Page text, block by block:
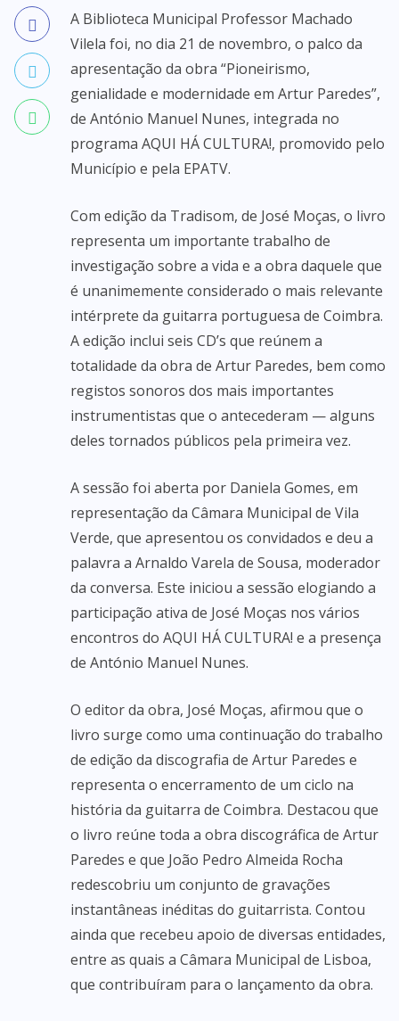
A Biblioteca Municipal Professor Machado
Vilela foi, no dia 21 de novembro, o palco da
apresentação da obra “Pioneirismo,
genialidade e modernidade em Artur Paredes”,
de António Manuel Nunes, integrada no
programa AQUI HÁ CULTURA!, promovido pelo
Município e pela EPATV.
Com edição da Tradisom, de José Moças, o livro
representa um importante trabalho de
investigação sobre a vida e a obra daquele que
é unanimemente considerado o mais relevante
intérprete da guitarra portuguesa de Coimbra.
A edição inclui seis CD’s que reúnem a
totalidade da obra de Artur Paredes, bem como
registos sonoros dos mais importantes
instrumentistas que o antecederam — alguns
deles tornados públicos pela primeira vez.
A sessão foi aberta por Daniela Gomes, em
representação da Câmara Municipal de Vila
Verde, que apresentou os convidados e deu a
palavra a Arnaldo Varela de Sousa, moderador
da conversa. Este iniciou a sessão elogiando a
participação ativa de José Moças nos vários
encontros do AQUI HÁ CULTURA! e a presença
de António Manuel Nunes.
O editor da obra, José Moças, afirmou que o
livro surge como uma continuação do trabalho
de edição da discografia de Artur Paredes e
representa o encerramento de um ciclo na
história da guitarra de Coimbra. Destacou que
o livro reúne toda a obra discográfica de Artur
Paredes e que João Pedro Almeida Rocha
redescobriu um conjunto de gravações
instantâneas inéditas do guitarrista. Contou
ainda que recebeu apoio de diversas entidades,
entre as quais a Câmara Municipal de Lisboa,
que contribuíram para o lançamento da obra.